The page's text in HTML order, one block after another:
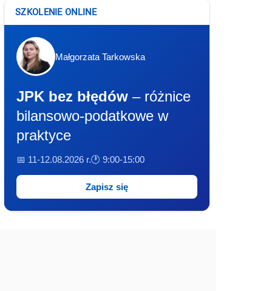
SZKOLENIE ONLINE
Małgorzata Tarkowska
JPK bez błędów – różnice
bilansowo-podatkowe w
praktyce
📅 11-12.08.2026 r.🕐 9:00-15:00
Zapisz się